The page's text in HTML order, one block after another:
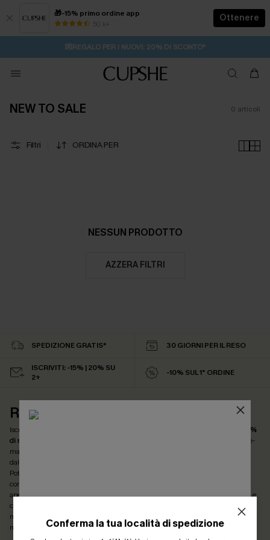
🎁-15% primo ordine app
50 k+
Ottenere
⚡️-15% SUGLI ESSENZIALI DA VACANZA | ACQUISTA
🔥SALDI ESTIVI:
🚚SPEDIZIONE GRATUITA DA 49€
💌REGALO PER I NUOVI: 20% DI SCONTO*
NEW TO SALE 0 articoli
Filtri ORDINA PER
NESSUN PRODOTTO
AZZERA FILTRI
Conferma la tua località di spedizione
SPEDIZIONE GRATIS* 30 GIORNI PER IL RESO
ISCRIVITI: -15% | 20% SU
2+
-10% SUL 1° ORDINE
REGALO DELLA NEWSLETTER
Iscriviti ora per approfittare del
15% di sconto senza minimo d'ordine e del 20%
di sconto su 2 o più articoli
! *Un codice per ordine. Inserendo il tuo indirizzo e-
mail, acconsenti a ricevere e-mail di marketing (compresi contenuti generati
dall'intelligenza artificiale) da Cupshe e accetti i nostri
Potremmo utilizzare i dati raccolti sul nostro sito e strumenti di tracciamento
come i pixel presenti nelle nostre e-mail per verificare se le e-mail vengono
aperte, valutare il livello di coinvolgimento, personalizzare contenuti e offerte e
consigliarti prodotti che potrebbero interessarti, il tutto come descritto nella
nostra
momento.